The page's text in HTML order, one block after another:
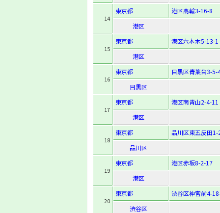
14
東京都
港区高輪3-16-8
港区
15
東京都
港区六本木5-13-1
港区
16
東京都
目黒区青葉台3-5-
目黒区
17
東京都
港区南青山2-4-11
港区
18
東京都
品川区東五反田1-
品川区
19
東京都
港区赤坂8-2-17
港区
20
東京都
渋谷区神宮前4-
渋谷区